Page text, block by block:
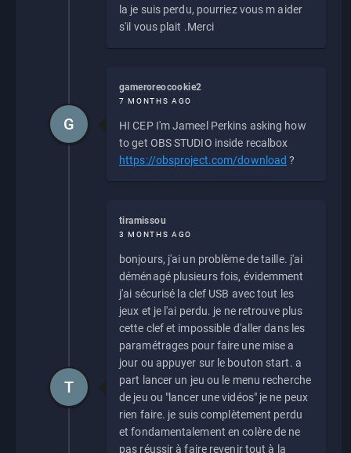
la je suis perdu, pourriez vous m aider
s'il vous plait .Merci
gameroreocookie2
7 MONTHS AGO
HI CEP I'm Jameel Perkins asking how
to get OBS STUDIO inside recalbox
https://obsproject.com/download ?
G
tiramissou
3 MONTHS AGO
bonjours, j'ai un problème de taille. j'ai
déménagé plusieurs fois, évidemment
j'ai sécurisé la clef USB avec tout les
jeux et je l'ai perdu. je ne retrouve plus
cette clef et impossible d'aller dans les
paramétrages pour faire une mise a
jour ou appuyer sur le bouton start. a
part lancer un jeu ou le menu recherche
de jeu ou "lancer une vidéos" je ne peux
rien faire. je suis complètement perdu
et fondamentalement en colère de ne
pas réussir à faire revenir tout à la
T